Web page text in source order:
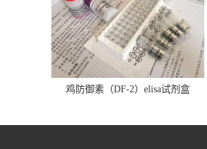
鸡防御素（DF-2）elisa试剂盒